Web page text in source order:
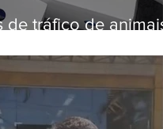
de tráfico de animais